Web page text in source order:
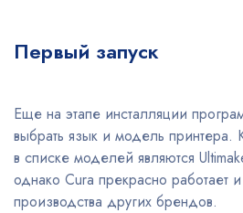
Первый запуск
Еще на этапе инсталляции
выбрать язык и модель принтера.
в списке моделей являются
однако Cura прекрасно работает
производства других брендов.